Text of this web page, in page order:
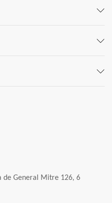
de General Mitre 126, 6